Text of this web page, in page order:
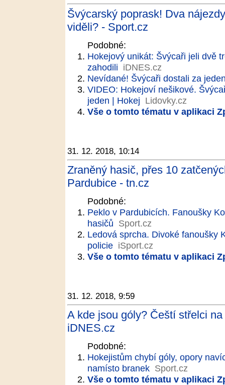
Švýcarský poprask! Dva
viděli? - Sport.cz
Podobné:
Hokejový unikát: Švýcaři jeli dvě
zahodili iDNES.cz
Nevídané! Švýcaři dostali za
VIDEO: Hokejoví nešikové.
jeden | Hokej Lidovky.cz
Vše o tomto tématu v aplikaci
31. 12. 2018, 10:14
Zraněný hasič, přes 10
Pardubice - tn.cz
Podobné:
Peklo v Pardubicích. Fanoušky
hasičů Sport.cz
Ledová sprcha. Divoké fanoušky
policie iSport.cz
Vše o tomto tématu v aplikaci
31. 12. 2018, 9:59
A kde jsou góly? Čeští střelci
iDNES.cz
Podobné:
Hokejistům chybí góly, opory
namísto branek Sport.cz
Vše o tomto tématu v aplikaci